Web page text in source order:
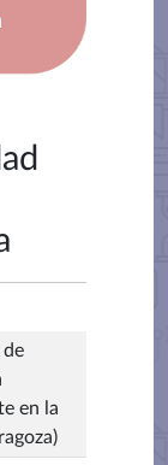
de
en la